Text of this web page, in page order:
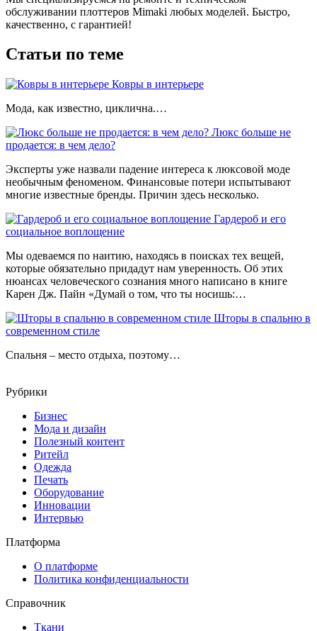
обслуживании плоттеров Mimaki любых моделей. Быстро,
качественно, с гарантией!
Статьи по теме
Ковры в интерьере
Мода, как известно, циклична.…
Люкс больше не
продается: в чем дело?
Эксперты уже назвали падение интереса к люксовой моде
необычным феноменом. Финансовые потери испытывают
многие известные бренды. Причин здесь несколько.
Гардероб и его
социальное воплощение
Мы одеваемся по наитию, находясь в поисках тех вещей,
которые обязательно придадут нам уверенность. Об этих
нюансах человеческого сознания много написано в книге
Карен Дж. Пайн «Думай о том, что ты носишь:…
Шторы в спальню в
современном стиле
Спальня – место отдыха, поэтому…
Рубрики
Бизнес
Мода и дизайн
Полезный контент
Ритейл
Одежда
Печать
Оборудование
Инновации
Интервью
Платформа
О платформе
Политика конфиденциальности
Справочник
Ткани